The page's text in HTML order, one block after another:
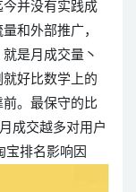
并没有实践成
和外部推广，
是月成交量丶
好比数学上的
。最保守的比
成交越多对用户
宝排名影响因